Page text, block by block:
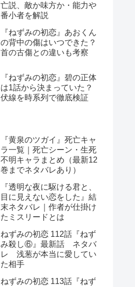
亡説、敵か味方か・能力や
番小者を解説
『ねずみの初恋』あおくん
の背中の傷はいつできた？
首の古傷との違いも考察
『ねずみの初恋』碧の正体
は1話から決まっていた？
伏線を時系列で徹底検証
『黄泉のツガイ』死亡キャ
ラ一覧｜死亡シーン・生死
不明キャラまとめ（最新12
巻までネタバレあり）
『透明な夜に駆ける君と、
目に見えない恋をした』結
末ネタバレ｜作者が仕掛け
たミスリードとは
ねずみの初恋 112話『ねず
み殺し⑥』最新話 ネタバ
レ 浅葱が本当に愛してい
た相手
ねずみの初恋 113話『ねず